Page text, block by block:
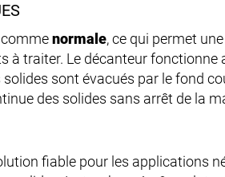
normale, ce qui permet
à traiter. Le décanteur fonctionne
sont évacués par le fond
des solides sans arrêt de la
fiable pour les applications